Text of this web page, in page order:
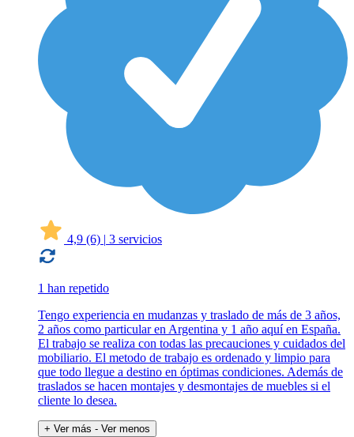
4,9 (6) | 3 servicios
1 han repetido
Tengo experiencia en mudanzas y traslado de más de 3 años,
2 años como particular en Argentina y 1 año aquí en España.
El trabajo se realiza con todas las precauciones y cuidados del
mobiliario. El metodo de trabajo es ordenado y limpio para
que todo llegue a destino en óptimas condiciones. Además de
traslados se hacen montajes y desmontajes de muebles si el
cliente lo desea.
+ Ver más - Ver menos